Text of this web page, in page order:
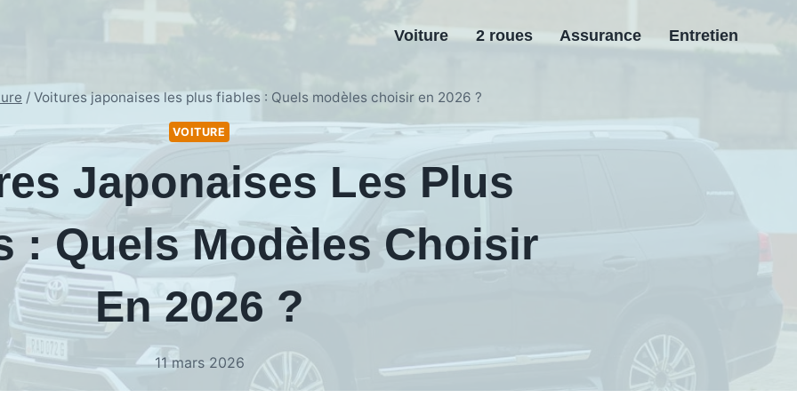
Voiture 2 roues Assurance Entretien
/ Voitures japonaises les plus fiables : Quels modèles choisir en 2026 ?
VOITURE
Japonaises Les Plus
: Quels Modèles Choisir
En 2026 ?
11 mars 2026